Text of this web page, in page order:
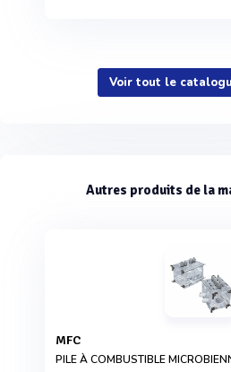
Voir tout le
Autres produits de la
MFC
PILE À COMBUSTIBLE